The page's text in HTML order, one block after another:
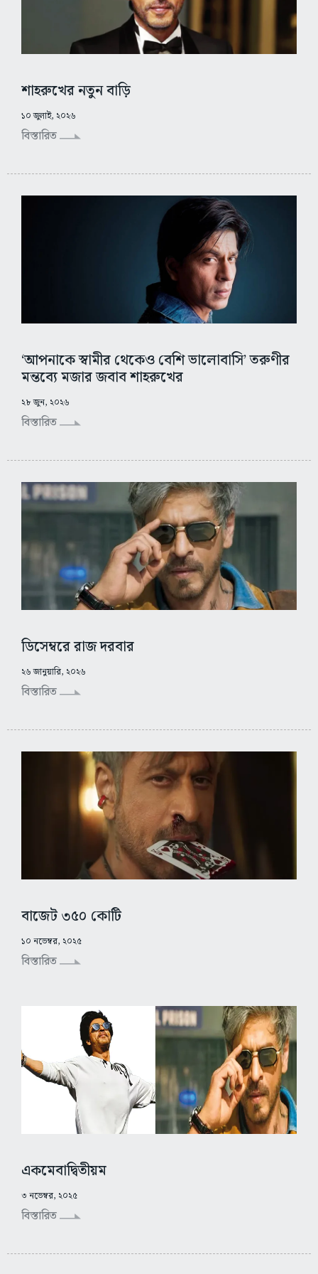
শাহরুখের নতুন বাড়ি
১০ জুলাই, ২০২৬
বিস্তারিত
‘আপনাকে স্বামীর থেকেও বেশি ভালোবাসি’ তরুণীর
মন্তব্যে মজার জবাব শাহরুখের
২৮ জুন, ২০২৬
বিস্তারিত
ডিসেম্বরে রাজ দরবার
২৬ জানুয়ারি, ২০২৬
বিস্তারিত
বাজেট ৩৫০ কোটি
১০ নভেম্বর, ২০২৫
বিস্তারিত
একমেবাদ্বিতীয়ম
৩ নভেম্বর, ২০২৫
বিস্তারিত